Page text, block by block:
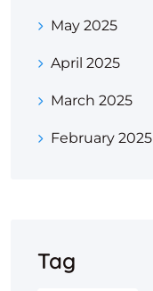
May 2025
April 2025
March 2025
February 2025
Tag